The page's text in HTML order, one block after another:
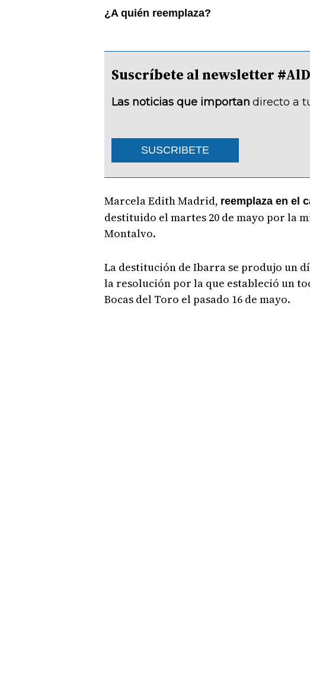
¿A quién reemplaza?
Suscríbete al newsletter
Las noticias que importan directo a
SUSCRIBETE
Marcela Edith Madrid, reemplaza en el
destituido el martes 20 de mayo por la
Montalvo.
La destitución de Ibarra se produjo un
la resolución por la que estableció un
Bocas del Toro el pasado 16 de mayo.